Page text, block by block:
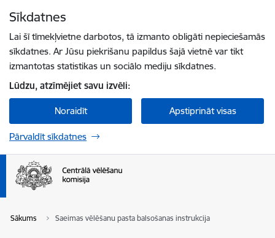
Sīkdatnes
Lai šī tīmekļvietne darbotos, tā izmanto obligāti nepieciešamās
sīkdatnes. Ar Jūsu piekrišanu papildus šajā vietnē var tikt
izmantotas statistikas un sociālo mediju sīkdatnes.
Lūdzu, atzīmējiet savu izvēli:
Noraidīt Apstiprināt visas
Pārvaldīt sīkdatnes
Sākums Saeimas vēlēšanu pasta balsošanas instrukcija